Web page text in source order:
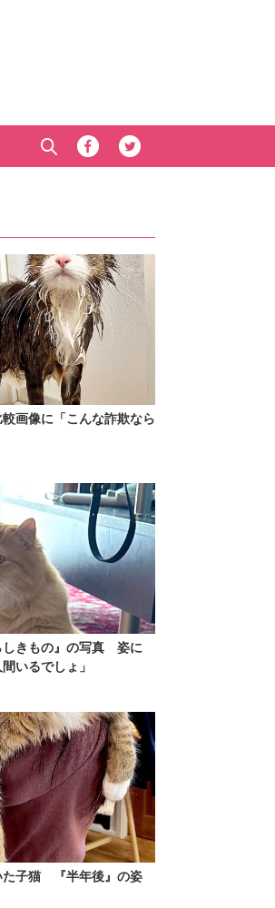
画像に「こんな詐欺なら
しきもの』の写真 姿に
いるでしょ」
た子猫 『半年後』の姿